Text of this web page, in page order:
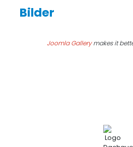
Joomla Gallerymakes it